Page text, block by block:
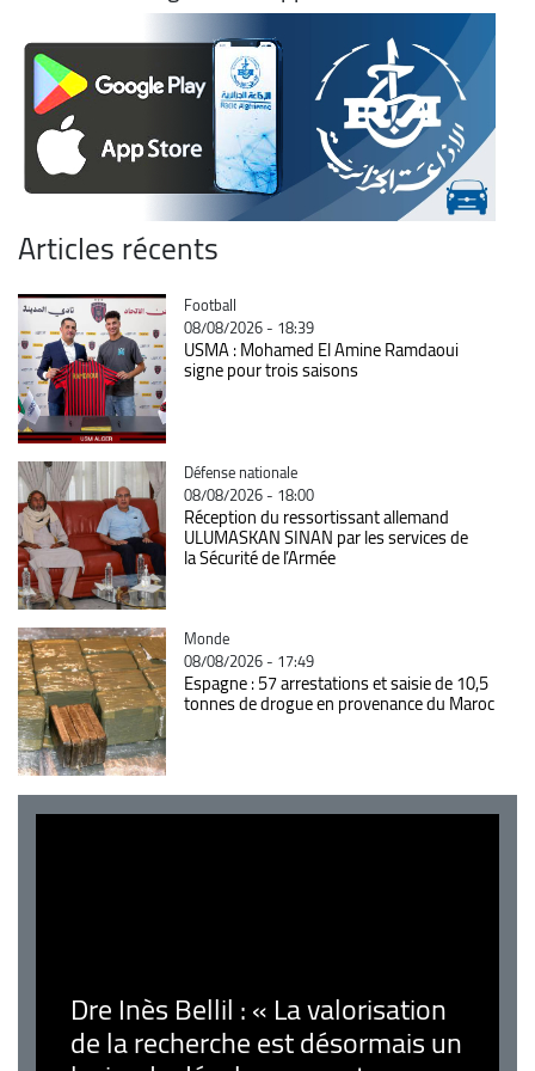
Articles récents
Catégorie
Football
08/08/2026 - 18:39
USMA : Mohamed El Amine Ramdaoui
signe pour trois saisons
Catégorie
Défense nationale
08/08/2026 - 18:00
Réception du ressortissant allemand
ULUMASKAN SINAN par les services de
la Sécurité de l’Armée
Catégorie
Monde
08/08/2026 - 17:49
Espagne : 57 arrestations et saisie de 10,5
tonnes de drogue en provenance du Maroc
Dre Inès Bellil : « La valorisation
de la recherche est désormais un